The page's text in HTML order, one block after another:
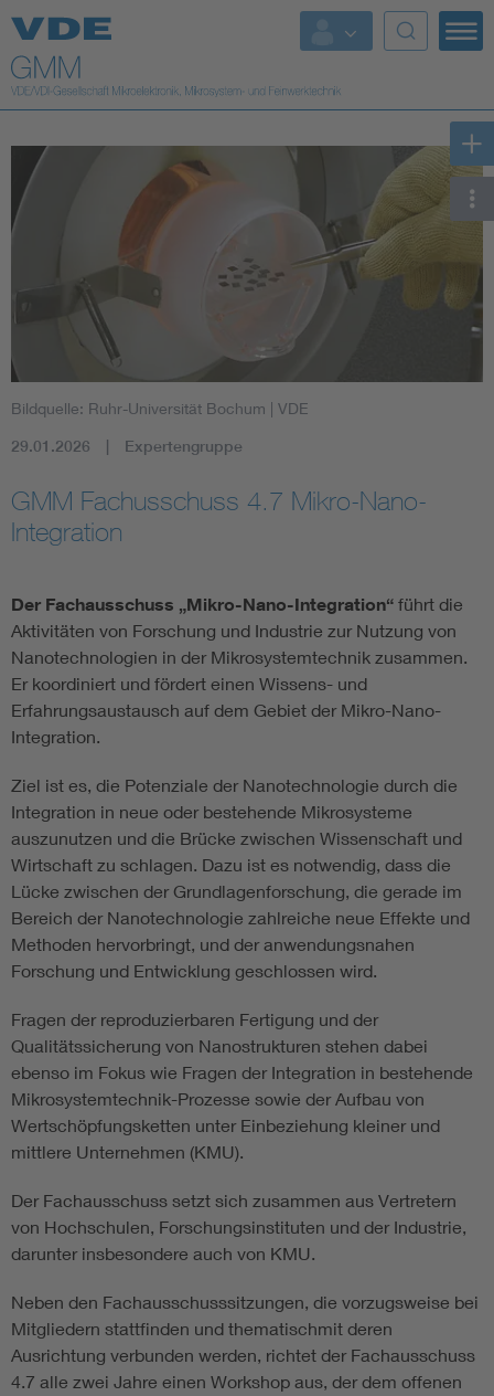
Top Themen
Fokusthemen
AI & Digital Trust
Health
Mobility
Electronic components
Micro system technology
Microelectronics
Bildquelle: Ruhr-Universität Bochum | VDE
29.01.2026 Expertengruppe
GMM Fachusschuss 4.7 Mikro-Nano-
Integration
Der Fachausschuss „Mikro-Nano-Integration“ führt die
Aktivitäten von Forschung und Industrie zur Nutzung von
Nanotechnologien in der Mikrosystemtechnik zusammen.
Er koordiniert und fördert einen Wissens- und
Erfahrungsaustausch auf dem Gebiet der Mikro-Nano-
Integration.
Ziel ist es, die Potenziale der Nanotechnologie durch die
Integration in neue oder bestehende Mikrosysteme
auszunutzen und die Brücke zwischen Wissenschaft und
Wirtschaft zu schlagen. Dazu ist es notwendig, dass die
Lücke zwischen der Grundlagenforschung, die gerade im
Bereich der Nanotechnologie zahlreiche neue Effekte und
Methoden hervorbringt, und der anwendungsnahen
Forschung und Entwicklung geschlossen wird.
Fragen der reproduzierbaren Fertigung und der
Qualitätssicherung von Nanostrukturen stehen dabei
ebenso im Fokus wie Fragen der Integration in bestehende
Mikrosystemtechnik-Prozesse sowie der Aufbau von
Wertschöpfungsketten unter Einbeziehung kleiner und
mittlere Unternehmen (KMU).
Der Fachausschuss setzt sich zusammen aus Vertretern
von Hochschulen, Forschungsinstituten und der Industrie,
darunter insbesondere auch von KMU.
Neben den Fachausschusssitzungen, die vorzugsweise bei
Mitgliedern stattfinden und thematischmit deren
Ausrichtung verbunden werden, richtet der Fachausschuss
4.7 alle zwei Jahre einen Workshop aus, der dem offenen